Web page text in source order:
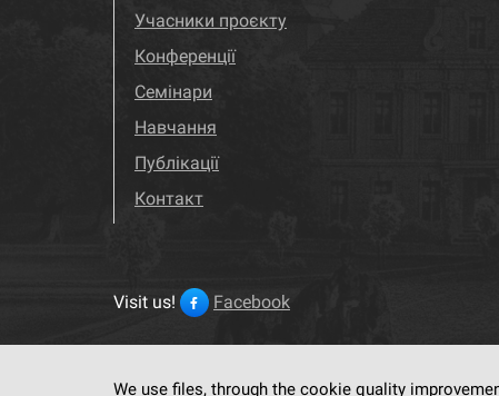
Учасники проєкту
Конференції
Семінари
Навчання
Публікації
Контакт
Visit us! Facebook
We use files, through the cookie quality